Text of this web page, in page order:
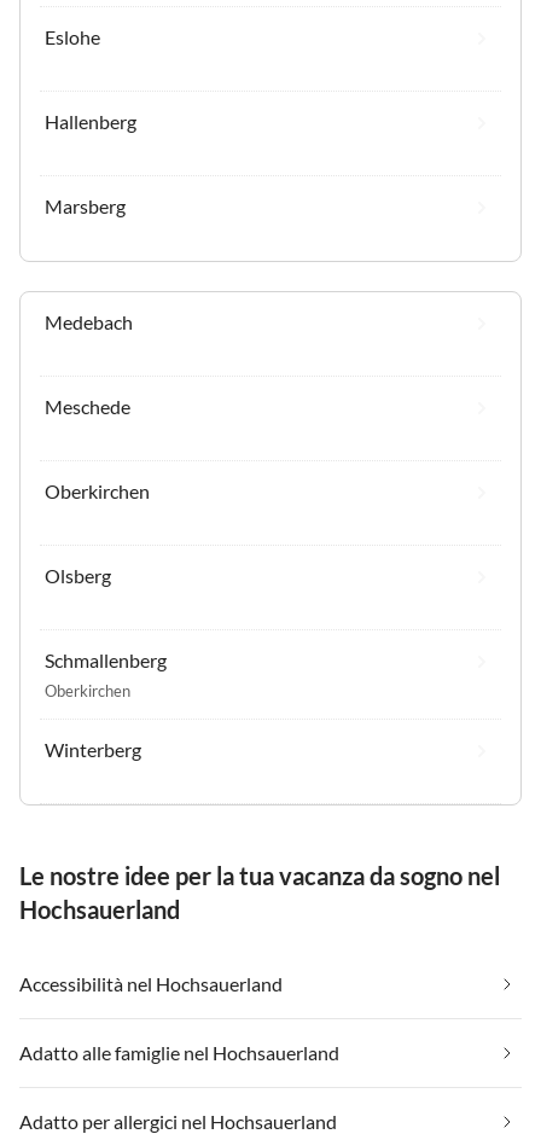
Eslohe
Hallenberg
Marsberg
Medebach
Meschede
Oberkirchen
Olsberg
Schmallenberg
Oberkirchen
Winterberg
Le nostre idee per la tua vacanza da sogno nel
Hochsauerland
Accessibilità nel Hochsauerland
Adatto alle famiglie nel Hochsauerland
Adatto per allergici nel Hochsauerland